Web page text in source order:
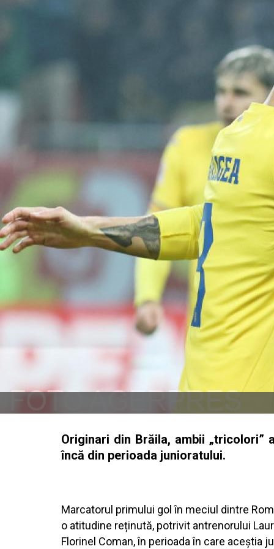
Originari din Brăila, ambii
încă din perioada junioratului.
Marcatorul primului gol în meciul dintre
o atitudine reținută, potrivit antrenorului
Florinel Coman, în perioada în care aceștia